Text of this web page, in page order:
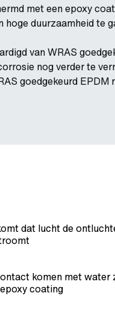
met een epoxy
duurzaamheid te
van WRAS
nog verder te
goedgekeurd EPDM
dat lucht de
komen met water
coating